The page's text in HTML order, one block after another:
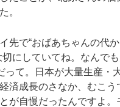
。
先で“おばあちゃんの代
切にしていてね。なんで
って。日本が大量生産・
済成長のさなか、むこう
が自慢だったんですよ。